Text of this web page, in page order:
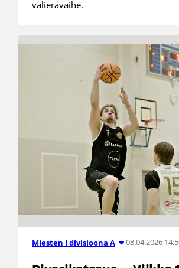
välierävaihe.
Miesten I divisioona A 08.04.2026